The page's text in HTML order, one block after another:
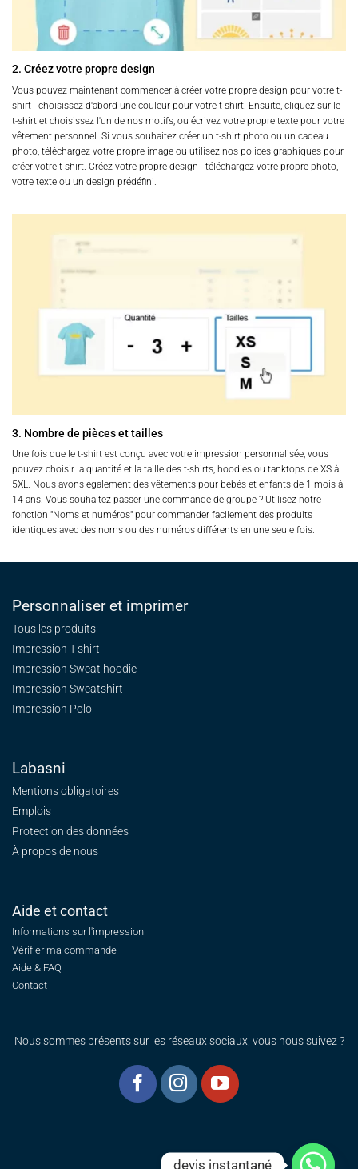
2. Créez votre propre design
Vous pouvez maintenant commencer à créer votre propre design pour votre t-
shirt - choisissez d'abord une couleur pour votre t-shirt. Ensuite, cliquez sur le
t-shirt et choisissez l'un de nos motifs, ou écrivez votre propre texte pour votre
vêtement personnel. Si vous souhaitez créer un t-shirt photo ou un cadeau
photo, téléchargez votre propre image ou utilisez nos polices graphiques pour
créer votre t-shirt. Créez votre propre design - téléchargez votre propre photo,
votre texte ou un design prédéfini.
3. Nombre de pièces et tailles
Une fois que le t-shirt est conçu avec votre impression personnalisée, vous
pouvez choisir la quantité et la taille des t-shirts, hoodies ou tanktops de XS à
5XL. Nous avons également des vêtements pour bébés et enfants de 1 mois à
14 ans. Vous souhaitez passer une commande de groupe ? Utilisez notre
fonction "Noms et numéros" pour commander facilement des produits
identiques avec des noms ou des numéros différents en une seule fois.
Personnaliser et imprimer
Tous les produits
Impression T-shirt
Impression Sweat hoodie
Impression Sweatshirt
Impression Polo
Labasni
Mentions obligatoires
Emplois
Protection des données
À propos de nous
Aide et contact
Informations sur l'impression
Vérifier ma commande
Aide & FAQ
Contact
Nous sommes présents sur les réseaux sociaux, vous nous suivez ?
devis instantané